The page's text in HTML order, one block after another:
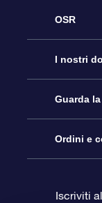
OSR
Assistenza
Contattaci
Blog
I nostri
Online
Pacchetto
Guarda
Registro
Ordini e
Iscriviti